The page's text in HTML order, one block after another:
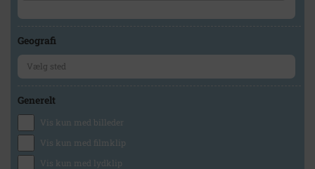
Geografi
Generelt
Vis kun med billeder
Vis kun med filmklip
Vis kun med lydklip